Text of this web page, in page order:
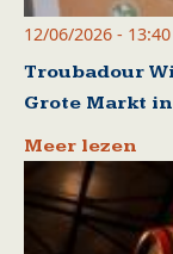
12/06/2026 - 13:40
Troubadour
Grote Markt
Meer lezen